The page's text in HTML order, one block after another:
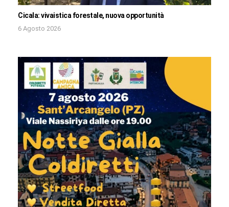
Cicala: vivaistica forestale, nuova opportunità
6 Agosto 2026